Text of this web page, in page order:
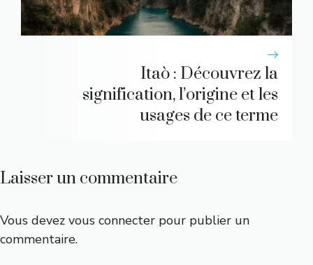
Itaò : Découvrez la
signification, l’origine et les
usages de ce terme
Laisser un commentaire
Vous devez vous connecter pour publier un
commentaire.